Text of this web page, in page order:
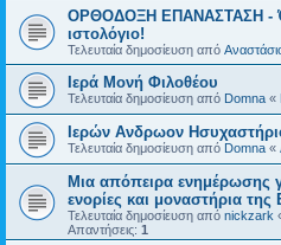
ΟΡΘΟΔΟΞΗ ΕΠΑΝΑΣΤΑΣΗ -
ιστολόγιο!
Τελευταία δημοσίευση από
Ιερά Μονή Φιλοθέου
Τελευταία δημοσίευση από Domna «
Ιερών Ανδρωον
Τελευταία δημοσίευση από Domna «
Μια απόπειρα ενημέρωσης
ενορίες και μοναστήρια της
Τελευταία δημοσίευση από nickzark
Απαντήσεις: 1